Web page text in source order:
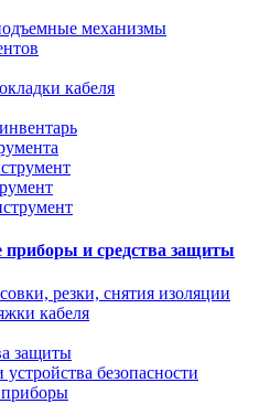
механизмы
кабеля
приборы и средства защиты
резки, снятия изоляции
кабеля
защиты
безопасности
приборы